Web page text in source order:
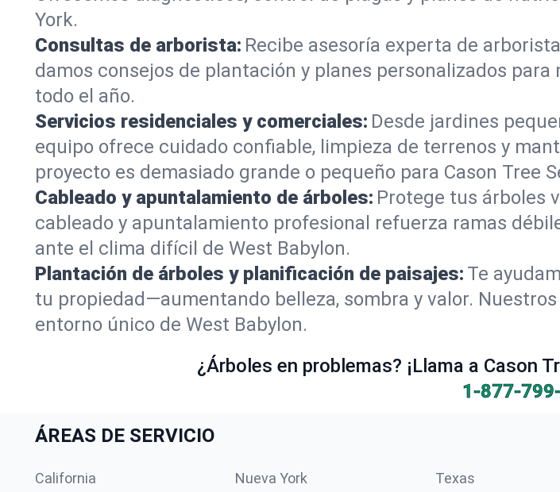
York.
Consultas de arborista: Recibe asesoría experta de
damos consejos de plantación y planes personalizados
todo el año.
Servicios residenciales y comerciales: Desde jardines
equipo ofrece cuidado confiable, limpieza de terrenos y
proyecto es demasiado grande o pequeño para Cason Tree
Cableado y apuntalamiento de árboles: Protege tus árboles
cableado y apuntalamiento profesional refuerza ramas
ante el clima difícil de West Babylon.
Plantación de árboles y planificación de paisajes: Te
tu propiedad—aumentando belleza, sombra y valor.
entorno único de West Babylon.
¿Árboles en problemas? ¡Llama a Cason
1-877-
ÁREAS DE SERVICIO
California Nueva York Texas